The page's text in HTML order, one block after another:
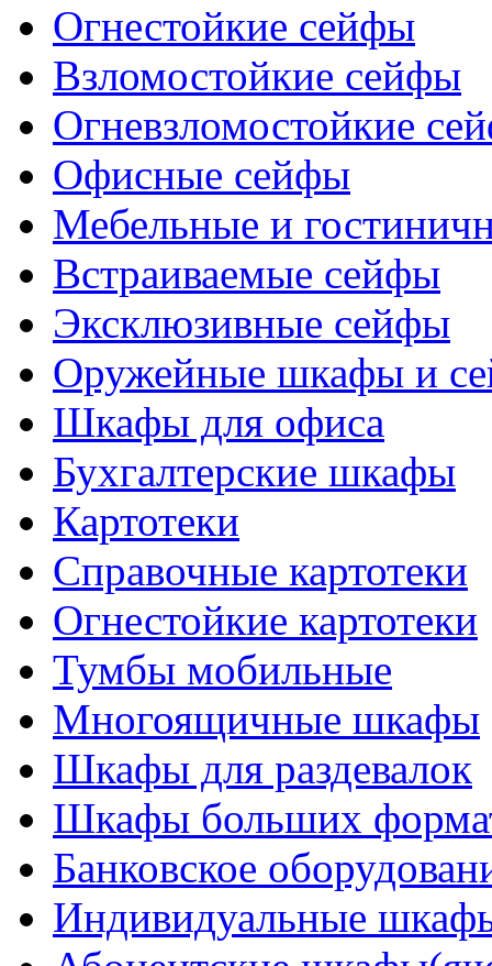
Огнестойкие сейфы
Взломостойкие сейфы
Огневзломостойкие
Офисные сейфы
Мебельные и
Встраиваемые сейфы
Эксклюзивные сейфы
Оружейные шкафы и
Шкафы для офиса
Бухгалтерские шкафы
Картотеки
Справочные картотеки
Огнестойкие картотеки
Тумбы мобильные
Многоящичные шкафы
Шкафы для раздевалок
Шкафы больших
Банковское
Индивидуальные